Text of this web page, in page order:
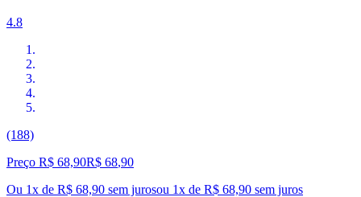
4.8
(188)
Preço R$ 68,90R$ 68,90
Ou 1x de R$ 68,90 sem jurosou 1x de R$ 68,90 sem juros